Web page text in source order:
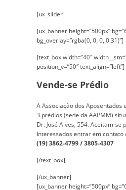
[ux_slider]
[ux_banner height=”500px”
bg_overlay=”rgba(0, 0, 0, 0.31)”]
[text_box width=”40″
position_y=”50″ text_align=”left”]
Vende-se Prédio
A Associação dos Aposentados
3 prédios (sede da AAPMM)
Dr. José Alves, 554. Aceitam-se
Interessados entrar em contato
(19) 3862-4799 / 3805-4307
[/text_box]
[/ux_banner]
[ux_banner height=”500px”